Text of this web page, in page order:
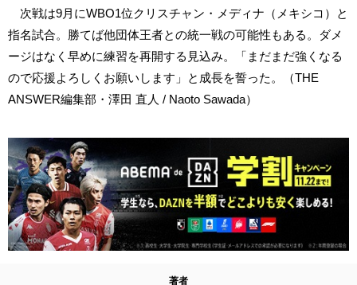
次戦は9月にWBO1位クリスチャン・メディナ（メキシコ）と
指名試合。勝てば他団体王者との統一戦の可能性もある。ダメ
ージはなく早めに練習を再開する見込み。「まだまだ強くなる
ので応援よろしくお願いします」と成長を誓った。（THE
ANSWER編集部・澤田 直人 / Naoto Sawada）
著者